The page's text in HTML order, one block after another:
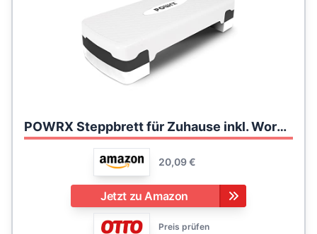
POWRX Steppbrett für Zuhause inkl. Workout I Stepper höhenverstellbar und rutschfest für Aerobic, Gymnastik und Fitness I Home Step Stepbench (Weiß)
20,09 €
Jetzt zu Amazon
Preis prüfen